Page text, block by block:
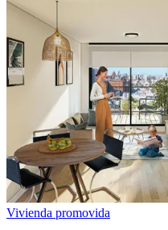
Vivienda promovida